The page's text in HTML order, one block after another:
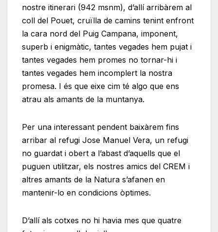
nostre itinerari (942 msnm), d’allí arribàrem al
coll del Pouet, cruïlla de camins tenint enfront
la cara nord del Puig Campana, imponent,
superb i enigmàtic, tantes vegades hem pujat i
tantes vegades hem promes no tornar-hi i
tantes vegades hem incomplert la nostra
promesa. I és que eixe cim té algo que ens
atrau als amants de la muntanya.
Per una interessant pendent baixàrem fins
arribar al refugi Jose Manuel Vera, un refugi
no guardat i obert a l’abast d’aquells que el
puguen utilitzar, els nostres amics del CREM i
altres amants de la Natura s’afanen en
mantenir-lo en condicions òptimes.
D’allí als cotxes no hi havia mes que quatre